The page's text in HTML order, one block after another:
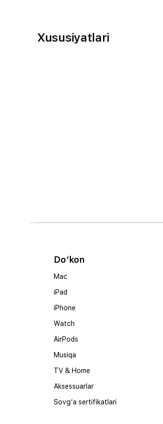
Xususiyatlari
Do‘kon
Mac
iPad
iPhone
Watch
AirPods
Musiqa
TV & Home
Aksessuarlar
Sovg‘a sertifikatlari